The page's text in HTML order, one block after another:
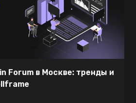
Forum в Москве: тренды и